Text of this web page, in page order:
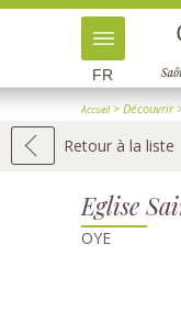
FR
Accueil> Découvrir
Retour à la liste
Eglise
OYE